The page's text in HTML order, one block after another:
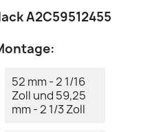
A2C59512455
52 mm - 2 1/16
Zoll und 59,25
mm - 2 1/3 Zoll